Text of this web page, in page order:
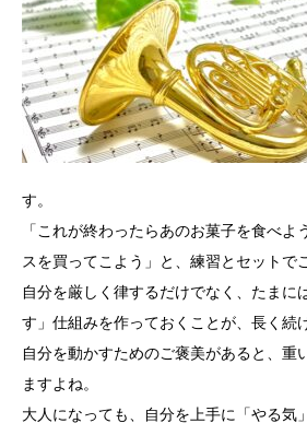
す。
「これが終わったらあのお菓子を食べよ
スを買ってこよう」と、練習とセットで
自分を厳しく律するだけでなく、たまに
す」仕組みを作っておくことが、長く続
自分を動かすためのご褒美があると、重
ますよね。
大人になっても、自分を上手に「やる気